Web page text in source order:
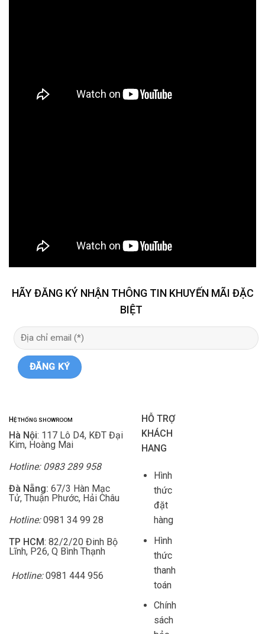
HÃY ĐĂNG KÝ NHẬN THÔNG TIN KHUYẾN MÃI ĐẶC
BIỆT
H Ệ THỐNG SHOWROOM
Hà Nội: 117 Lô D4, KĐT Đại
Kim, Hoàng Mai
Hotline: 0983 289 958
Đà Nẵng: 67/3 Hàn Mạc
Tử, Thuận Phước, Hải Châu
Hotline:0981 34 99 28
TP HCM: 82/2/20 Đinh Bộ
Lĩnh, P26, Q Bình Thạnh
Hotline:0981 444 956
HỖ TRỢ
KHÁCH
HANG
Hình
thức
đặt
hàng
Hình
thức
thanh
toán
Chính
sách